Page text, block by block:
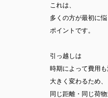
これは、
多くの方が最初に
ポイントです。
引っ越しは
時期によって費用
大きく変わるため、
同じ距離・同じ荷物